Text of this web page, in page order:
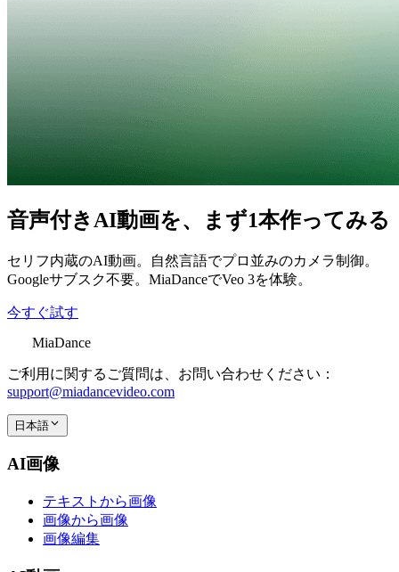
音声付きAI動画を、まず1本作ってみる
セリフ内蔵のAI動画。自然言語でプロ並みのカメラ制御。
Googleサブスク不要。MiaDanceでVeo 3を体験。
今すぐ試す
MiaDance
ご利用に関するご質問は、お問い合わせください：
support@miadancevideo.com
日本語
AI画像
テキストから画像
画像から画像
画像編集